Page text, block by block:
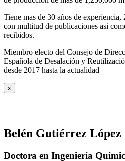
Tiene mas de 30 años de experiencia,
con multitud de publicaciones asi
recibidos.
Miembro electo del Consejo de
Española de Desalación y
desde 2017 hasta la actualidad
x
Belén Gutiérrez López
Doctora en Ingeniería